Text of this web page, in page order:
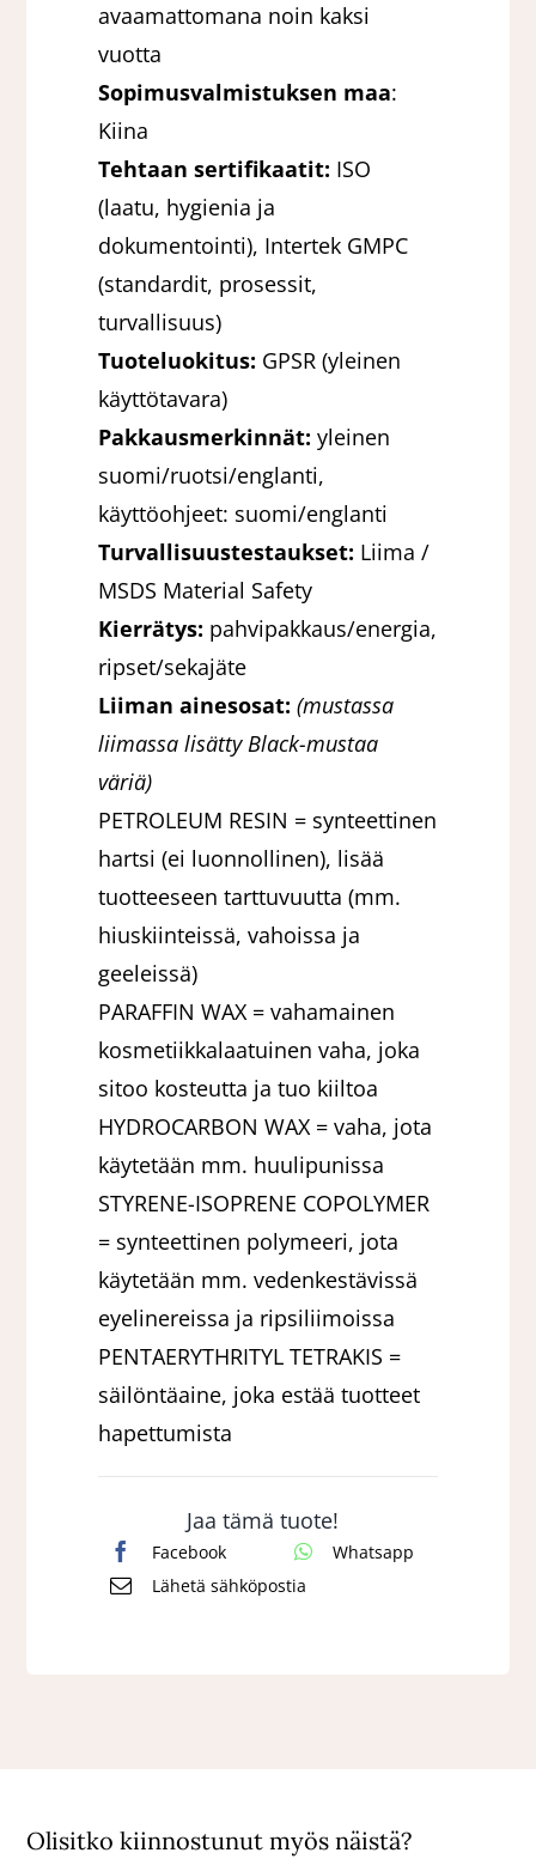
avaamattomana noin kaksi
vuotta
Sopimusvalmistuksen maa:
Kiina
Tehtaan sertifikaatit: ISO
(laatu, hygienia ja
dokumentointi), Intertek GMPC
(standardit, prosessit,
turvallisuus)
Tuoteluokitus: GPSR (yleinen
käyttötavara)
Pakkausmerkinnät: yleinen
suomi/ruotsi/englanti,
käyttöohjeet: suomi/englanti
Turvallisuustestaukset: Liima /
MSDS Material Safety
Kierrätys: pahvipakkaus/energia,
ripset/sekajäte
Liiman ainesosat:(mustassa
liimassa lisätty Black-mustaa
väriä)
PETROLEUM RESIN = synteettinen
hartsi (ei luonnollinen), lisää
tuotteeseen tarttuvuutta (mm.
hiuskiinteissä, vahoissa ja
geeleissä)
PARAFFIN WAX = vahamainen
kosmetiikkalaatuinen vaha, joka
sitoo kosteutta ja tuo kiiltoa
HYDROCARBON WAX = vaha, jota
käytetään mm. huulipunissa
STYRENE-ISOPRENE COPOLYMER
= synteettinen polymeeri, jota
käytetään mm. vedenkestävissä
eyelinereissa ja ripsiliimoissa
PENTAERYTHRITYL TETRAKIS =
säilöntäaine, joka estää tuotteet
hapettumista
Jaa tämä tuote!
Facebook
Whatsapp
Lähetä sähköpostia
Olisitko kiinnostunut myös näistä?